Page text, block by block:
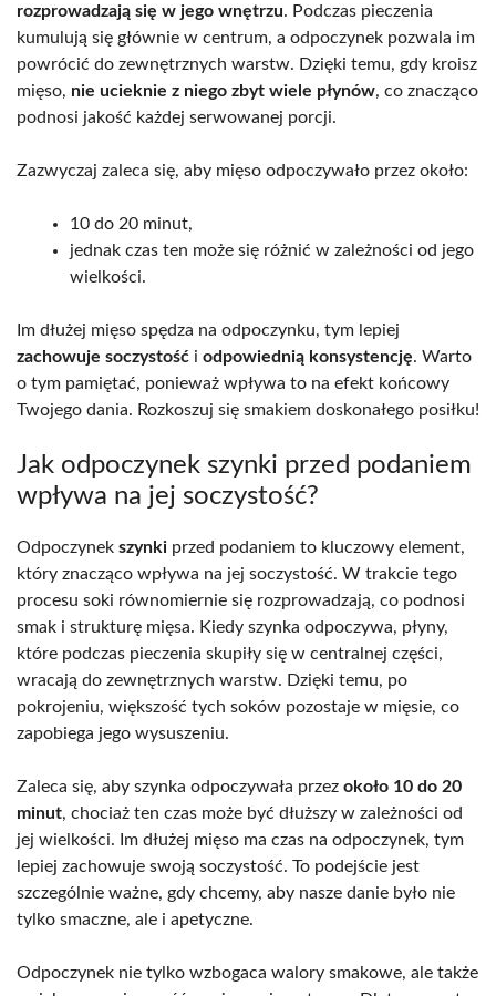
rozprowadzają się w jego wnętrzu. Podczas pieczenia
kumulują się głównie w centrum, a odpoczynek pozwala im
powrócić do zewnętrznych warstw. Dzięki temu, gdy kroisz
mięso, nie ucieknie z niego zbyt wiele płynów, co znacząco
podnosi jakość każdej serwowanej porcji.
Zazwyczaj zaleca się, aby mięso odpoczywało przez około:
10 do 20 minut,
jednak czas ten może się różnić w zależności od jego
wielkości.
Im dłużej mięso spędza na odpoczynku, tym lepiej
zachowuje soczystość i odpowiednią konsystencję. Warto
o tym pamiętać, ponieważ wpływa to na efekt końcowy
Twojego dania. Rozkoszuj się smakiem doskonałego posiłku!
Jak odpoczynek szynki przed podaniem
wpływa na jej soczystość?
Odpoczynek szynki przed podaniem to kluczowy element,
który znacząco wpływa na jej soczystość. W trakcie tego
procesu soki równomiernie się rozprowadzają, co podnosi
smak i strukturę mięsa. Kiedy szynka odpoczywa, płyny,
które podczas pieczenia skupiły się w centralnej części,
wracają do zewnętrznych warstw. Dzięki temu, po
pokrojeniu, większość tych soków pozostaje w mięsie, co
zapobiega jego wysuszeniu.
Zaleca się, aby szynka odpoczywała przez około 10 do 20
minut, chociaż ten czas może być dłuższy w zależności od
jej wielkości. Im dłużej mięso ma czas na odpoczynek, tym
lepiej zachowuje swoją soczystość. To podejście jest
szczególnie ważne, gdy chcemy, aby nasze danie było nie
tylko smaczne, ale i apetyczne.
Odpoczynek nie tylko wzbogaca walory smakowe, ale także